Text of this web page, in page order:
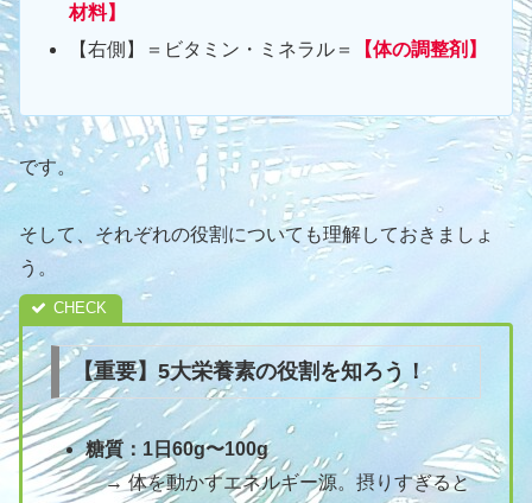
材料】
【右側】＝ビタミン・ミネラル＝
【体の調整剤】
です。
そして、それぞれの役割についても理解しておきましょ
う。
【重要】5大栄養素の役割を知ろう！
糖質：1日60g〜100g
→ 体を動かすエネルギー源。摂りすぎると